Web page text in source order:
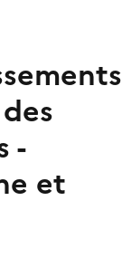
-
et